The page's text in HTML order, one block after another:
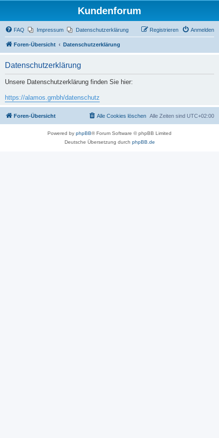
Kundenforum
FAQ Impressum Datenschutzerklärung Anmelden
Registrieren
Foren-Übersicht Datenschutzerklärung
Datenschutzerklärung
Unsere Datenschutzerklärung finden Sie hier:
https://alamos.gmbh/datenschutz
Foren-Übersicht Alle Zeiten sind UTC+02:00
Alle Cookies löschen
Powered by phpBB® Forum Software © phpBB Limited
Deutsche Übersetzung durch phpBB.de